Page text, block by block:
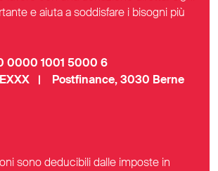
e aiuta a soddisfare i bisogni più
0000 1001 5000 6
| Postfinance, 3030 Berne
sono deducibili dalle imposte in